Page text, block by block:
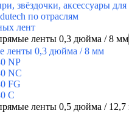
звёздочки, аксессуары для
по отраслям
лент
ленты 0,3 дюйма / 8 мм
ленты 0,3 дюйма / 8 мм
NP
NС
FG
С
ленты 0,5 дюйма /